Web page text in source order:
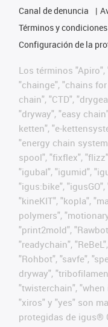
Canal de denuncia
Términos y condiciones
Configuración de la
Los términos "Apiro",
"chainge", "chains
chain", "CTD",
"dryway", "easy
ketten", "e-
"energy chain
spool", "fixflex",
"igubal", "igumid",
"igus:bike",
"kineKIT", "kopla",
polymers",
"print2mold",
"readychain",
"Rohbot", "savfe",
dryway",
"twisterchain",
"xiros" y "yes" son
protegidas de igus®